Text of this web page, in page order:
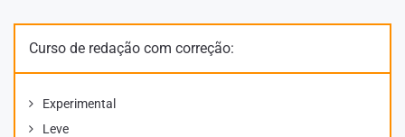
Curso de redação com correção:
Experimental
Leve